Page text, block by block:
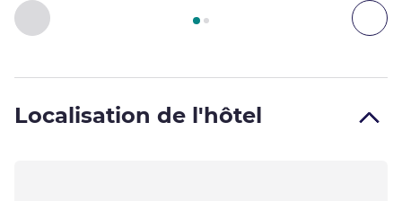
Précédent - Chambre
Page , Chambre 1 : Chambre Cabrio 1 lit double
Localisation de l'hôtel